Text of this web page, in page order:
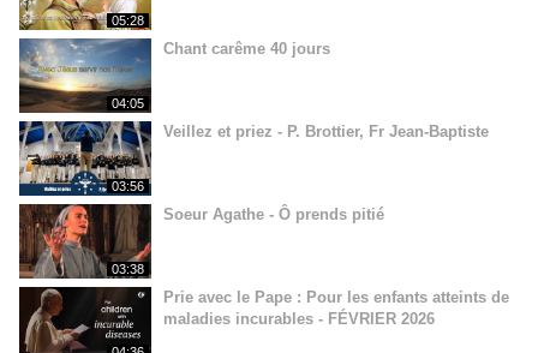
05:28
04:05
Chant carême 40 jours
03:56
Veillez et priez - P. Brottier, Fr Jean-Baptiste
03:38
Soeur Agathe - Ô prends pitié
Prie avec le Pape : Pour les enfants atteints de
maladies incurables - FÉVRIER 2026